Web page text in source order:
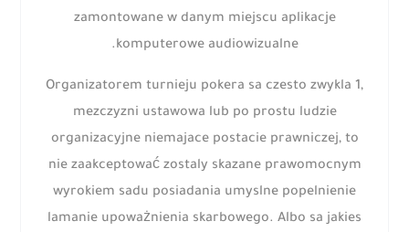
zamontowane w danym miejscu aplikacje
komputerowe audiowizualne.
Organizatorem turnieju pokera sa czesto zwykla 1,
mezczyzni ustawowa lub po prostu ludzie
organizacyjne niemajace postacie prawniczej, to
nie zaakceptować zostaly skazane prawomocnym
wyrokiem sadu posiadania umyslne popelnienie
lamanie upoważnienia skarbowego. Albo sa jakies